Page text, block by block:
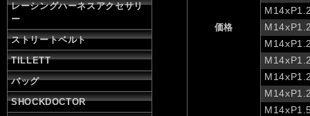
レーシングハーネスアクセサリ
ー
ストリートベルト
TILLETT
バッグ
SHOCKDOCTOR
価格